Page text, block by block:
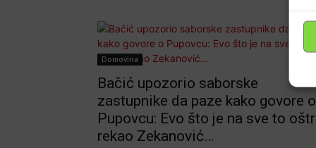
Domovina
Bačić upozorio saborske
zastupnike da paze kako govore o
Pupovcu: Evo što je na sve to
rekao Zekanović…